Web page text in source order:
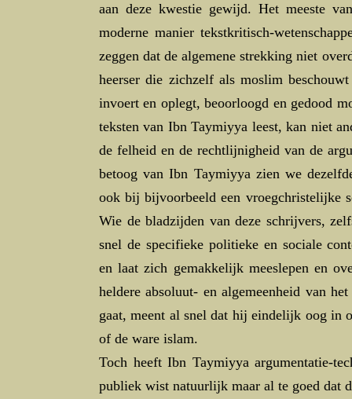
aan deze kwestie gewijd. Het meeste
moderne manier tekstkritisch-
zeggen dat de algemene strekking niet
heerser die zichzelf als moslim
invoert en oplegt, beoorloogd en gedood
teksten van Ibn Taymiyya leest, kan niet
de felheid en de rechtlijnigheid van de
betoog van Ibn Taymiyya zien we
ook bij bijvoorbeeld een vroegchristelijke
Wie de bladzijden van deze schrijvers,
snel de specifieke politieke en sociale
en laat zich gemakkelijk meeslepen en
heldere absoluut- en algemeenheid van
gaat, meent al snel dat hij eindelijk oog in
of de ware islam.
Toch heeft Ibn Taymiyya argumentatie-
publiek wist natuurlijk maar al te goed dat